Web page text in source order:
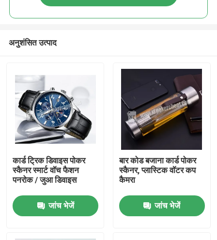
अनुशंसित उत्पाद
कार्ड ट्रिक डिवाइस पोकर
स्कैनर स्मार्ट वॉच फैशन
पनरोक / जुआ डिवाइस
जांच भेजें
बार कोड बजाना कार्ड पोकर
स्कैनर, प्लास्टिक वॉटर कप
कैमरा
जांच भेजें